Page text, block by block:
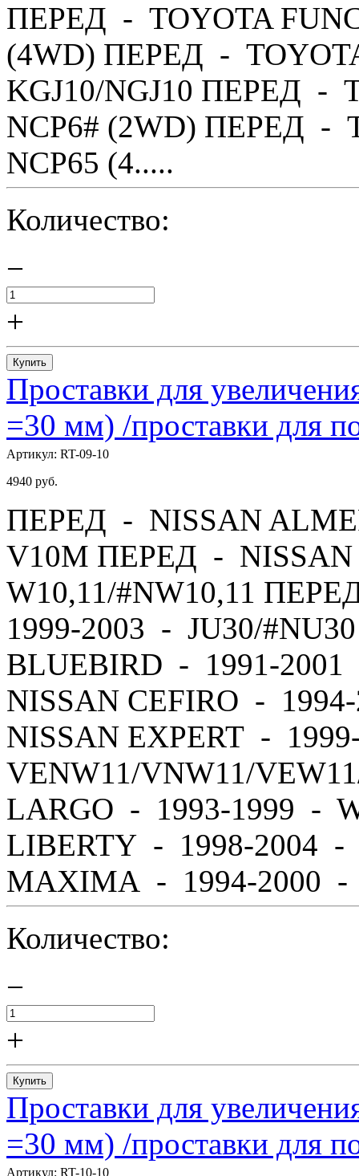
ПЕРЕД - TOYOTA
(4WD) ПЕРЕД -
KGJ10/NGJ10 ПЕРЕД -
NCP6# (2WD) ПЕРЕД -
NCP65 (4.....
Количество:
−
+
Купить
Проставки для
=30 мм) /проставки для
Артикул: RT-09-10
4940 руб.
ПЕРЕД - NISSAN
V10M ПЕРЕД -
W10,11/#NW10,11
1999-2003 - JU30/
BLUEBIRD - 1991-
NISSAN CEFIRO -
NISSAN EXPERT -
VENW11/VNW11/
LARGO - 1993-1999 -
LIBERTY - 1998-2004
MAXIMA - 1994-2000 -
Количество:
−
+
Купить
Проставки для
=30 мм) /проставки для
Артикул: RT-10-10